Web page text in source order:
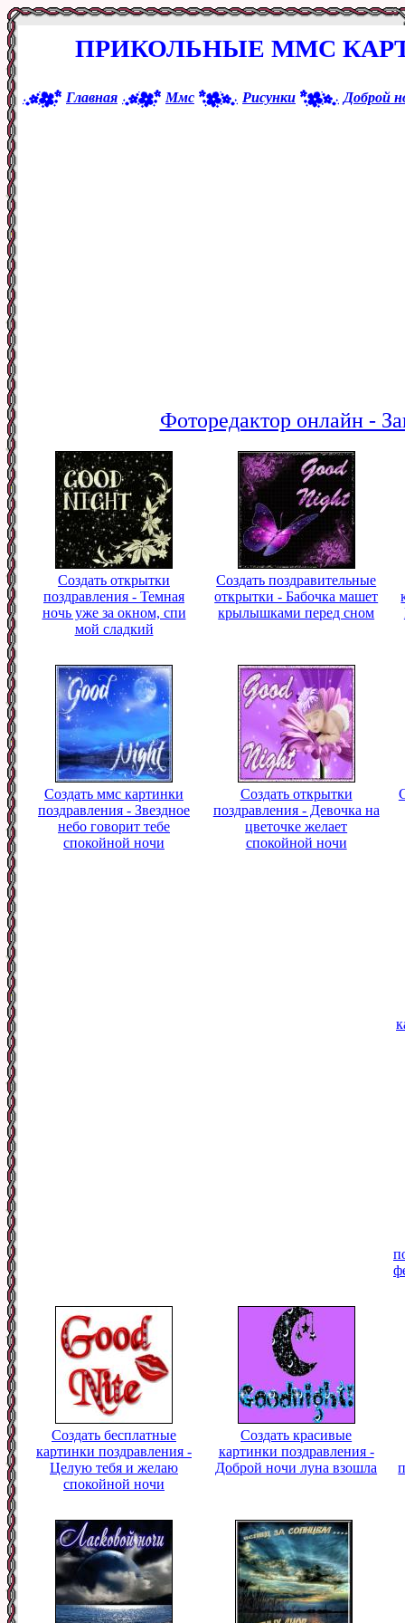
ПРИКОЛЬНЫЕ ММС
Главная Ммс Рисунки Доброй
Фоторедактор онлайн -
Создать открытки
поздравления - Темная
ночь уже за окном, спи
мой сладкий
Создать поздравительные
открытки - Бабочка машет
крылышками перед сном
Создать ммс картинки
поздравления - Звездное
небо говорит тебе
спокойной ночи
Создать открытки
поздравления - Девочка на
цветочке желает
спокойной ночи
Создать бесплатные
картинки поздравления -
Целую тебя и желаю
спокойной ночи
Создать красивые
картинки поздравления -
Доброй ночи луна взошла